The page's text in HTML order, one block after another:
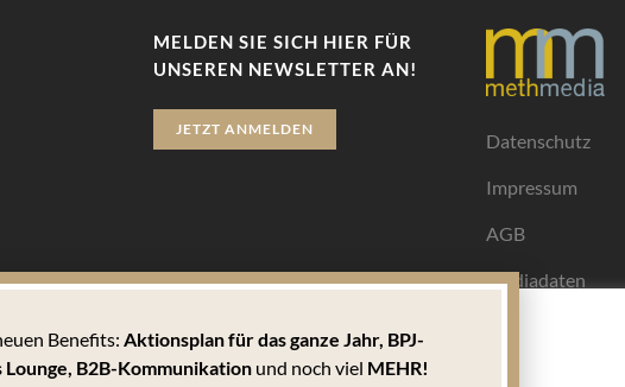
MELDEN SIE SICH HIER FÜR
UNSEREN NEWSLETTER AN!
JETZT ANMELDEN
Datenschutz
Impressum
AGB
Mediadaten
es sich um kleine Textdateien, die auf Ihrem
Cookies zustimmen oder unter den Einstellungen
Benefits:Aktionsplan für das ganze Jahr, BPJ-
Lounge, B2B-Kommunikation und noch viel MEHR!